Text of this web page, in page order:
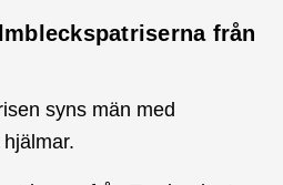
från
syns män med